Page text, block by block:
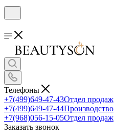
Телефоны
+7(499)649-47-43Отдел продаж
+7(499)649-47-44Производство
+7(968)056-15-05Отдел продаж
Заказать звонок